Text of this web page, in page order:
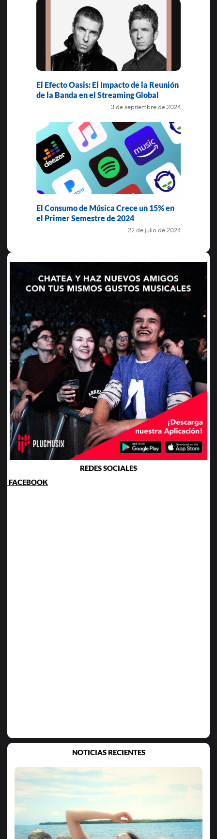
El Efecto Oasis: El Impacto de la Reunión
de la Banda en el Streaming Global
3 de septiembre de 2024
El Consumo de Música Crece un 15% en
el Primer Semestre de 2024
22 de julio de 2024
REDES SOCIALES
FACEBOOK
NOTICIAS RECIENTES